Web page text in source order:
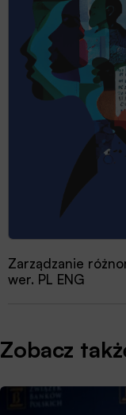
Zarządzanie
wer. PL ENG
Zobacz